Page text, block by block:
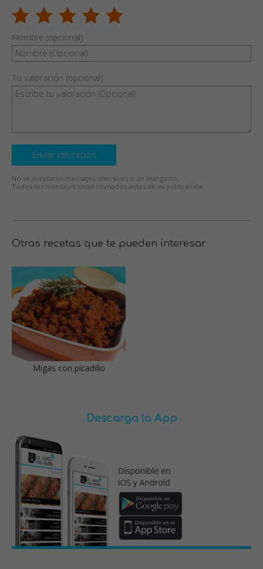
Nombre (opcional)
Tu valoración (opcional)
Enviar valoración
No se aceptarán mensajes ofensivos o de mal gusto.
Todos los mensajes serán revisados antes de su publicación.
Otras recetas que te pueden interesar
Migas con picadillo
Descarga la App